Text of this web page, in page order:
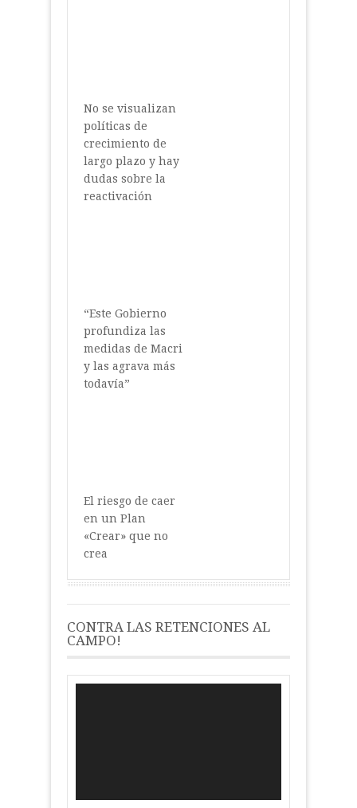
No se visualizan
políticas de
crecimiento de
largo plazo y hay
dudas sobre la
reactivación
“Este Gobierno
profundiza las
medidas de Macri
y las agrava más
todavía”
El riesgo de caer
en un Plan
«Crear» que no
crea
CONTRA LAS RETENCIONES AL
CAMPO!